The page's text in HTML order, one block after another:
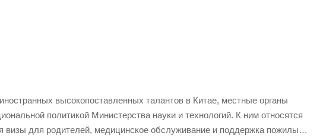
высокопоставленных талантов в Китае, местные органы
политикой Министерства науки и технологий. К ним относятся
визы для родителей, медицинское обслуживание и поддержка пожилых